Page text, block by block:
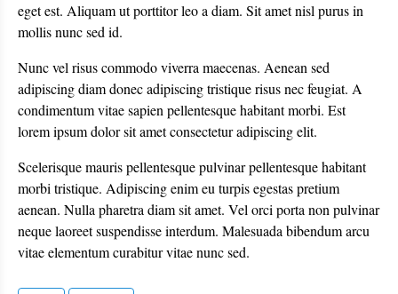
eget est. Aliquam ut porttitor leo a diam. Sit amet nisl purus in
mollis nunc sed id.
Nunc vel risus commodo viverra maecenas. Aenean sed
adipiscing diam donec adipiscing tristique risus nec feugiat. A
condimentum vitae sapien pellentesque habitant morbi. Est
lorem ipsum dolor sit amet consectetur adipiscing elit.
Scelerisque mauris pellentesque pulvinar pellentesque habitant
morbi tristique. Adipiscing enim eu turpis egestas pretium
aenean. Nulla pharetra diam sit amet. Vel orci porta non pulvinar
neque laoreet suspendisse interdum. Malesuada bibendum arcu
vitae elementum curabitur vitae nunc sed.